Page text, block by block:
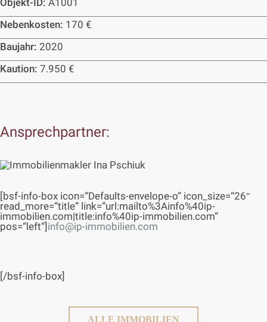
Objekt-ID: A1001
Nebenkosten: 170 €
Baujahr: 2020
Kaution: 7.950 €
Ansprechpartner:
[bsf-info-box icon=“Defaults-envelope-o“ icon_size=“26″
read_more=“title“ link=“url:mailto%3Ainfo%40ip-
immobilien.com|title:info%40ip-immobilien.com“
pos=“left“] info@ip-immobilien.com
[/bsf-info-box]
ALLE IMMOBILIEN